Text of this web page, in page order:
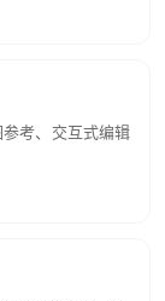
考、交互式编辑